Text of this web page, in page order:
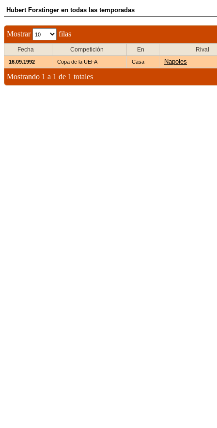
Hubert Forstinger en todas las temporadas
Mostrar filas
Fecha Competición En Rival
16.09.1992 Copa de la UEFA Casa Napoles
Mostrando 1 a 1 de 1 totales